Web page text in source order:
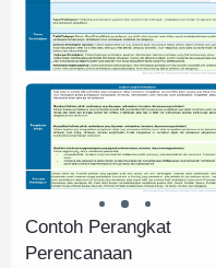
Contoh Perangkat
Perencanaan